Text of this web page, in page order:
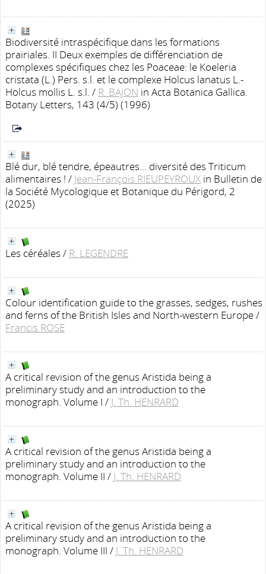
Biodiversité intraspécifique dans les formations
prairiales. II Deux exemples de différenciation de
complexes spécifiques chez les Poaceae: le Koeleria
cristata (L.) Pers. s.l. et le complexe Holcus lanatus L.-
Holcus mollis L. s.l. / R. BAJON in Acta Botanica Gallica.
Botany Letters, 143 (4/5) (1996)
Blé dur, blé tendre, épeautres... diversité des Triticum
alimentaires ! / Jean-François RIEUPEYROUX in Bulletin de
la Société Mycologique et Botanique du Périgord, 2
(2025)
Les céréales / R. LEGENDRE
Colour identification guide to the grasses, sedges, rushes
and ferns of the British Isles and North-western Europe/
Francis ROSE
A critical revision of the genus Aristida being a
preliminary study and an introduction to the
monograph. Volume I / J. Th. HENRARD
A critical revision of the genus Aristida being a
preliminary study and an introduction to the
monograph. Volume II / J. Th. HENRARD
A critical revision of the genus Aristida being a
preliminary study and an introduction to the
monograph. Volume III / J. Th. HENRARD